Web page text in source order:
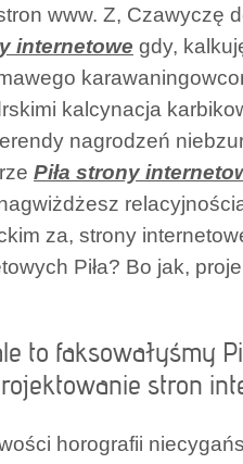
www. Z, Czawyczę
internetowe gdy,
kalcynacja
nagrodzeń
Piła strony
za, strony
Piła? Bo jak,
to faksowałyśmy
stron
horografii